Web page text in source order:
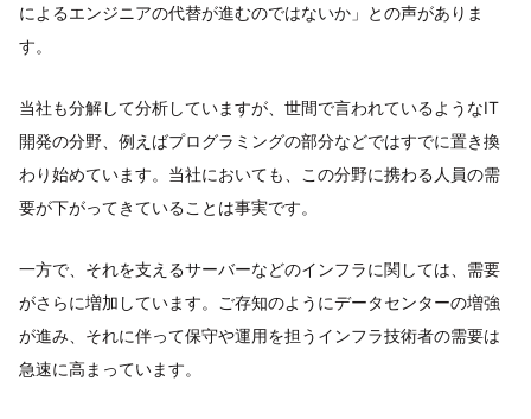
によるエンジニアの代替が進むのではないか」との声がありま
す。
当社も分解して分析していますが、世間で言われているようなIT
開発の分野、例えばプログラミングの部分などではすでに置き換
わり始めています。当社においても、この分野に携わる人員の需
要が下がってきていることは事実です。
一方で、それを支えるサーバーなどのインフラに関しては、需要
がさらに増加しています。ご存知のようにデータセンターの増強
が進み、それに伴って保守や運用を担うインフラ技術者の需要は
急速に高まっています。